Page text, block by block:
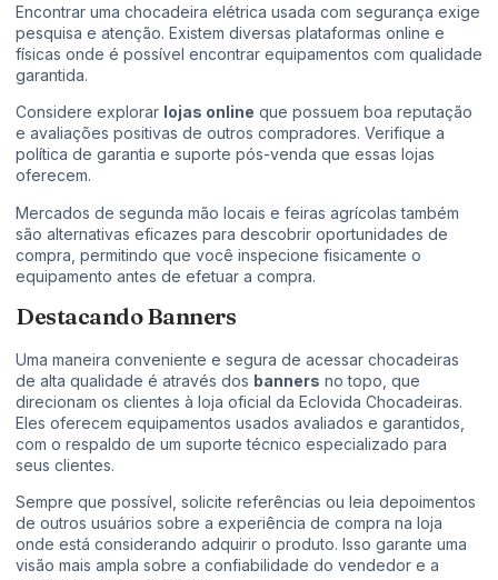
Encontrar uma chocadeira elétrica usada com segurança exige
pesquisa e atenção. Existem diversas plataformas online e
físicas onde é possível encontrar equipamentos com qualidade
garantida.
Considere explorar lojas online que possuem boa reputação
e avaliações positivas de outros compradores. Verifique a
política de garantia e suporte pós-venda que essas lojas
oferecem.
Mercados de segunda mão locais e feiras agrícolas também
são alternativas eficazes para descobrir oportunidades de
compra, permitindo que você inspecione fisicamente o
equipamento antes de efetuar a compra.
Destacando Banners
Uma maneira conveniente e segura de acessar chocadeiras
de alta qualidade é através dos banners no topo, que
direcionam os clientes à loja oficial da Eclovida Chocadeiras.
Eles oferecem equipamentos usados avaliados e garantidos,
com o respaldo de um suporte técnico especializado para
seus clientes.
Sempre que possível, solicite referências ou leia depoimentos
de outros usuários sobre a experiência de compra na loja
onde está considerando adquirir o produto. Isso garante uma
visão mais ampla sobre a confiabilidade do vendedor e a